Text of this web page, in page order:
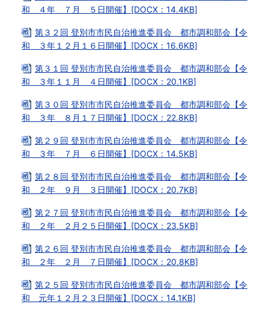
和 ４年 ７月 ５日開催】[DOCX：14.4KB]
第３２回 登別市市民自治推進委員会 都市調和部会【令
和 ３年１２月１６日開催】[DOCX：16.6KB]
第３１回 登別市市民自治推進委員会 都市調和部会【令
和 ３年１１月 ４日開催】[DOCX：20.1KB]
第３０回 登別市市民自治推進委員会 都市調和部会【令
和 ３年 ８月１７日開催】[DOCX：22.8KB]
第２９回 登別市市民自治推進委員会 都市調和部会【令
和 ３年 ７月 ６日開催】[DOCX：14.5KB]
第２８回 登別市市民自治推進委員会 都市調和部会【令
和 ２年 ９月 ３日開催】[DOCX：20.7KB]
第２７回 登別市市民自治推進委員会 都市調和部会【令
和 ２年 ２月２５日開催】[DOCX：23.5KB]
第２６回 登別市市民自治推進委員会 都市調和部会【令
和 ２年 ２月 ７日開催】[DOCX：20.8KB]
第２５回 登別市市民自治推進委員会 都市調和部会【令
和 元年１２月２３日開催】[DOCX：14.1KB]